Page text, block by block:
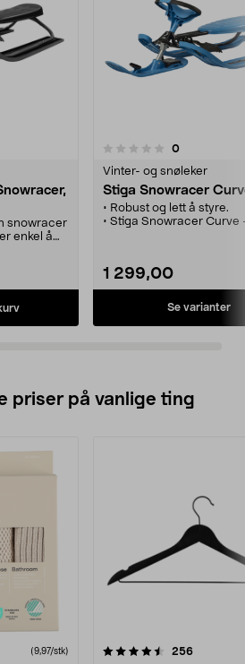
snowracer
enkel å
som
0anmeldelser
Vinter- og snøleker
Stiga Snowracer
• Robust og lett å styre.
• Stiga Snowracer Curve
fra 7 år, maks vekt 90 kg.
• Smidig og lett bob med
brems og behagelig sete.
tåler mange omganger i
1 299,00
Se varianter
0.0 av 5 stjerner
priser på vanlige ting
(9,97/stk) 256
4.5av 5 stjerner